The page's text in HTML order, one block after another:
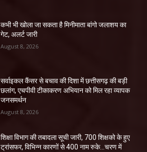
कभी भी खोला जा सकता है मिनीमाता बांगो जलाशय का
गेट, अलर्ट जारी
August 8, 2026
सर्वाइकल कैंसर से बचाव की दिशा में छत्तीसगढ़ की बड़ी
छलांग, एचपीवी टीकाकरण अभियान को मिल रहा व्यापक
जनसमर्थन
August 8, 2026
शिक्षा विभाग की तबादला सूची जारी, 700 शिक्षको के हुए
ट्रांसफर, विभिन्न कारणों से 400 नाम रुके…चरण में